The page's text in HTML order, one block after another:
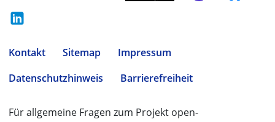
Kontakt Sitemap
Impressum
Datenschutzhinweis
Barrierefreiheit
Für allgemeine Fragen zum Projekt open-